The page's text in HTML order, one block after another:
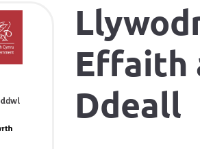
Effaith
Ddeall